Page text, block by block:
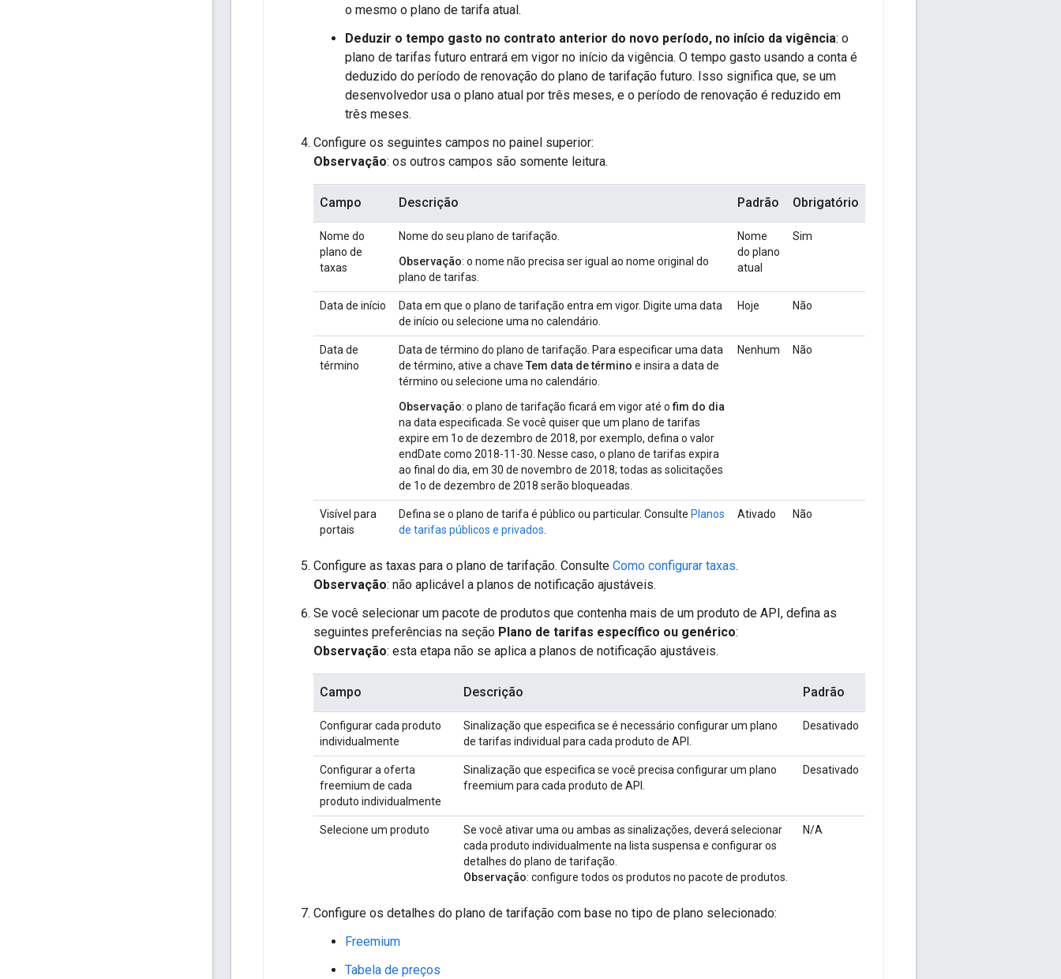
o mesmo o plano de tarifa atual.
Deduzir o tempo gasto no contrato anterior do novo período, no início da vigência: o
plano de tarifas futuro entrará em vigor no início da vigência. O tempo gasto usando a conta é
deduzido do período de renovação do plano de tarifação futuro. Isso significa que, se um
desenvolvedor usa o plano atual por três meses, e o período de renovação é reduzido em
três meses.
Configure os seguintes campos no painel superior:
Observação: os outros campos são somente leitura.
Campo Descrição Padrão Obrigatório
Nome do
plano de
taxas
Nome do seu plano de tarifação.
Observação: o nome não precisa ser igual ao nome original do
plano de tarifas.
Nome
do plano
atual
Sim
Data de início
Data em que o plano de tarifação entra em vigor. Digite uma data
de início ou selecione uma no calendário.
Hoje Não
Data de
término
Data de término do plano de tarifação. Para especificar uma data
de término, ative a chave Tem data de término e insira a data de
término ou selecione uma no calendário.
Observação: o plano de tarifação ficará em vigor até ofim do dia
na data especificada. Se você quiser que um plano de tarifas
expire em 1o de dezembro de 2018, por exemplo, defina o valor
endDate como 2018-11-30. Nesse caso, o plano de tarifas expira
ao final do dia, em 30 de novembro de 2018; todas as solicitações
de 1o de dezembro de 2018 serão bloqueadas.
Nenhum Não
Visível para
portais
Defina se o plano de tarifa é público ou particular. Consulte Planos
de tarifas públicos e privados
Ativado Não
Configure as taxas para o plano de tarifação. Consulte Como configurar taxas.
Observação: não aplicável a planos de notificação ajustáveis.
Se você selecionar um pacote de produtos que contenha mais de um produto de API, defina as
seguintes preferências na seção Plano de tarifas específico ou genérico:
Observação: esta etapa não se aplica a planos de notificação ajustáveis.
Campo Descrição Padrão
Configurar cada produto
individualmente
Sinalização que especifica se é necessário configurar um plano
de tarifas individual para cada produto de API.
Desativado
Configurar a oferta
freemium de cada
produto individualmente
Sinalização que especifica se você precisa configurar um plano
freemium para cada produto de API.
Desativado
Selecione um produto
Se você ativar uma ou ambas as sinalizações, deverá selecionar
cada produto individualmente na lista suspensa e configurar os
detalhes do plano de tarifação.
Observação: configure todos os produtos no pacote de produtos.
N/A
Configure os detalhes do plano de tarifação com base no tipo de plano selecionado:
Freemium
Tabela de preços